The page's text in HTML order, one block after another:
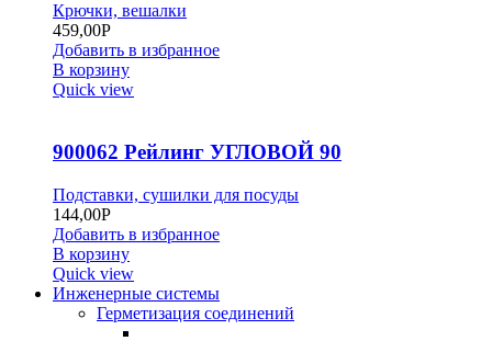
Крючки, вешалки
459,00Р
Добавить в избранное
В корзину
Quick view
900062 Рейлинг УГЛОВОЙ 90
Подставки, сушилки для посуды
144,00Р
Добавить в избранное
В корзину
Quick view
Инженерные системы
Герметизация соединений